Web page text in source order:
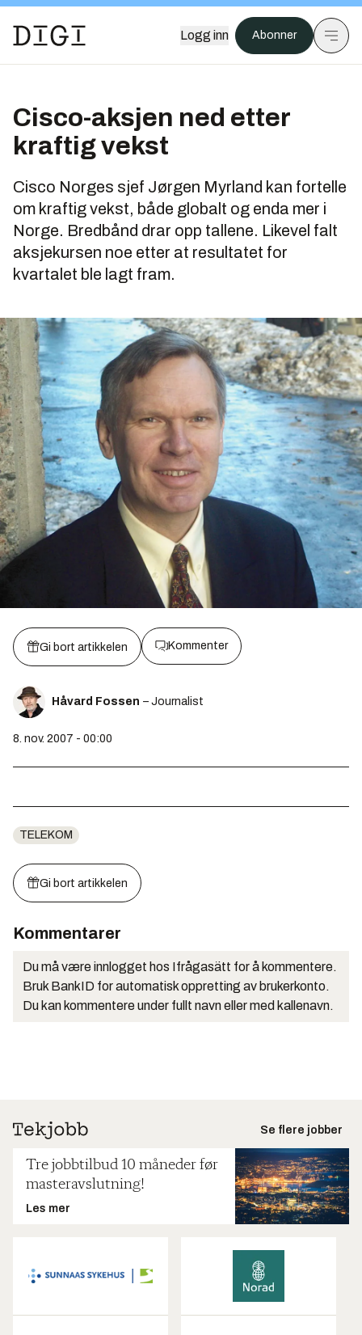
Logg inn Abonner
Cisco-aksjen ned etter
kraftig vekst
Cisco Norges sjef Jørgen Myrland kan fortelle
om kraftig vekst, både globalt og enda mer i
Norge. Bredbånd drar opp tallene. Likevel falt
aksjekursen noe etter at resultatet for
kvartalet ble lagt fram.
Gi bort artikkelen Kommenter
Håvard Fossen – Journalist
8. nov. 2007 - 00:00
TELEKOM
Gi bort artikkelen
Kommentarer
Du må være innlogget hos Ifrågasätt for å kommentere.
Bruk BankID for automatisk oppretting av brukerkonto.
Du kan kommentere under fullt navn eller med kallenavn.
Se flere jobber
Tre jobbtilbud 10 måneder før
masteravslutning!
Les mer